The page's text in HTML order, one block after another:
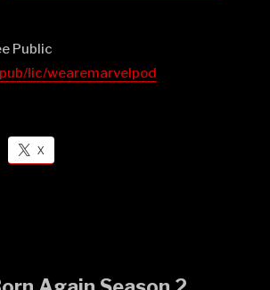
Public
lic/wearemarvelpod⁠
X